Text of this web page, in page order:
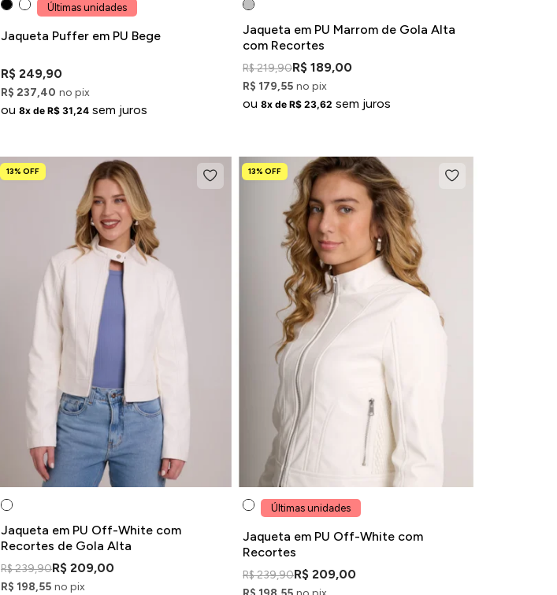
Últimas unidades
Jaqueta Puffer em PU Bege
R$ 249,90
R$ 237,40 no pix
ou8x de R$ 31,24 sem juros
Jaqueta em PU Marrom de Gola Alta
com Recortes
R$ 219,90R$ 189,00
R$ 179,55 no pix
ou8x de R$ 23,62 sem juros
13% OFF
Jaqueta em PU Off-White com
Recortes de Gola Alta
R$ 239,90R$ 209,00
R$ 198,55 no pix
13% OFF
Últimas unidades
Jaqueta em PU Off-White com
Recortes
R$ 239,90R$ 209,00